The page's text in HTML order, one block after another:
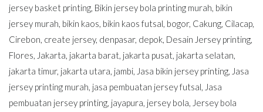
jersey basket printing, Bikin jersey bola printing murah, bikin
jersey murah, bikin kaos, bikin kaos futsal, bogor, Cakung, Cilacap,
Cirebon, create jersey, denpasar, depok, Desain Jersey printing,
Flores, Jakarta, jakarta barat, jakarta pusat, jakarta selatan,
jakarta timur, jakarta utara, jambi, Jasa bikin jersey printing, Jasa
jersey printing murah, jasa pembuatan jersey futsal, Jasa
pembuatan jersey printing, jayapura, jersey bola, Jersey bola